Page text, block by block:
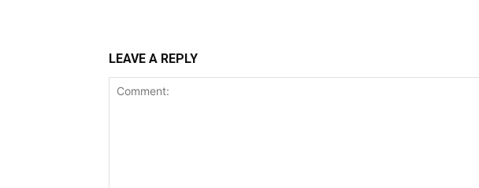
LEAVE A REPLY